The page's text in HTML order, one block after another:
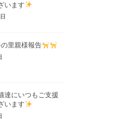
います
里親様報告
達にいつもご支援
います